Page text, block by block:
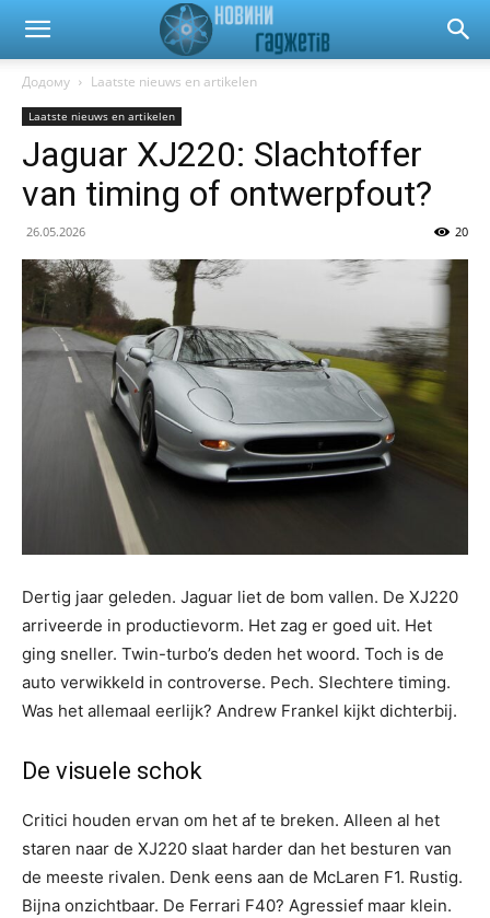
Новини
гаджетів
автомобілів
Додому Laatste nieuws en artikelen
Laatste nieuws en artikelen
Jaguar XJ220: Slachtoffer
van timing of ontwerpfout?
26.05.2026 20
Dertig jaar geleden. Jaguar liet de bom vallen. De XJ220
arriveerde in productievorm. Het zag er goed uit. Het
ging sneller. Twin-turbo’s deden het woord. Toch is de
auto verwikkeld in controverse. Pech. Slechtere timing.
Was het allemaal eerlijk? Andrew Frankel kijkt dichterbij.
De visuele schok
Critici houden ervan om het af te breken. Alleen al het
staren naar de XJ220 slaat harder dan het besturen van
de meeste rivalen. Denk eens aan de McLaren F1. Rustig.
Bijna onzichtbaar. De Ferrari F40? Agressief maar klein.